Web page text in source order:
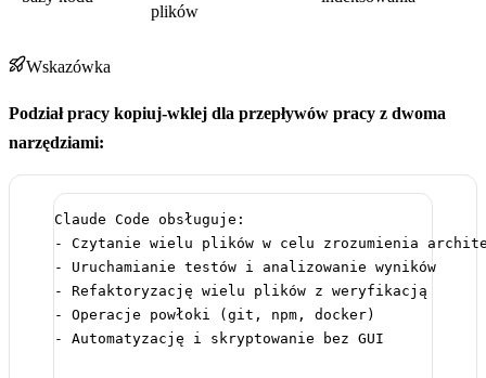
plików
Wskazówka
Podział pracy kopiuj-wklej dla przepływów pracy z dwoma
narzędziami:
Claude Code obsługuje:
- Czytanie wielu plików w celu zrozumienia
- Uruchamianie testów i analizowanie wyników
- Refaktoryzację wielu plików z weryfikacją
- Operacje powłoki (git, npm, docker)
- Automatyzację i skryptowanie bez GUI